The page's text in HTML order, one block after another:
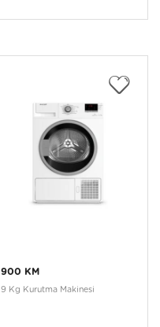
900 KM
9 Kg Kurutma Makinesi